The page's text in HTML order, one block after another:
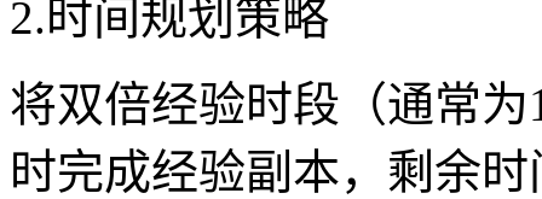
2.时间规划策略
将双倍经验时段（通常
时完成经验副本，剩余